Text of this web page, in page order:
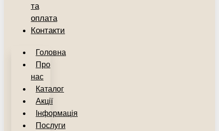
та
оплата
Контакти
Головна
Про
нас
Каталог
Акції
Інформація
Послуги